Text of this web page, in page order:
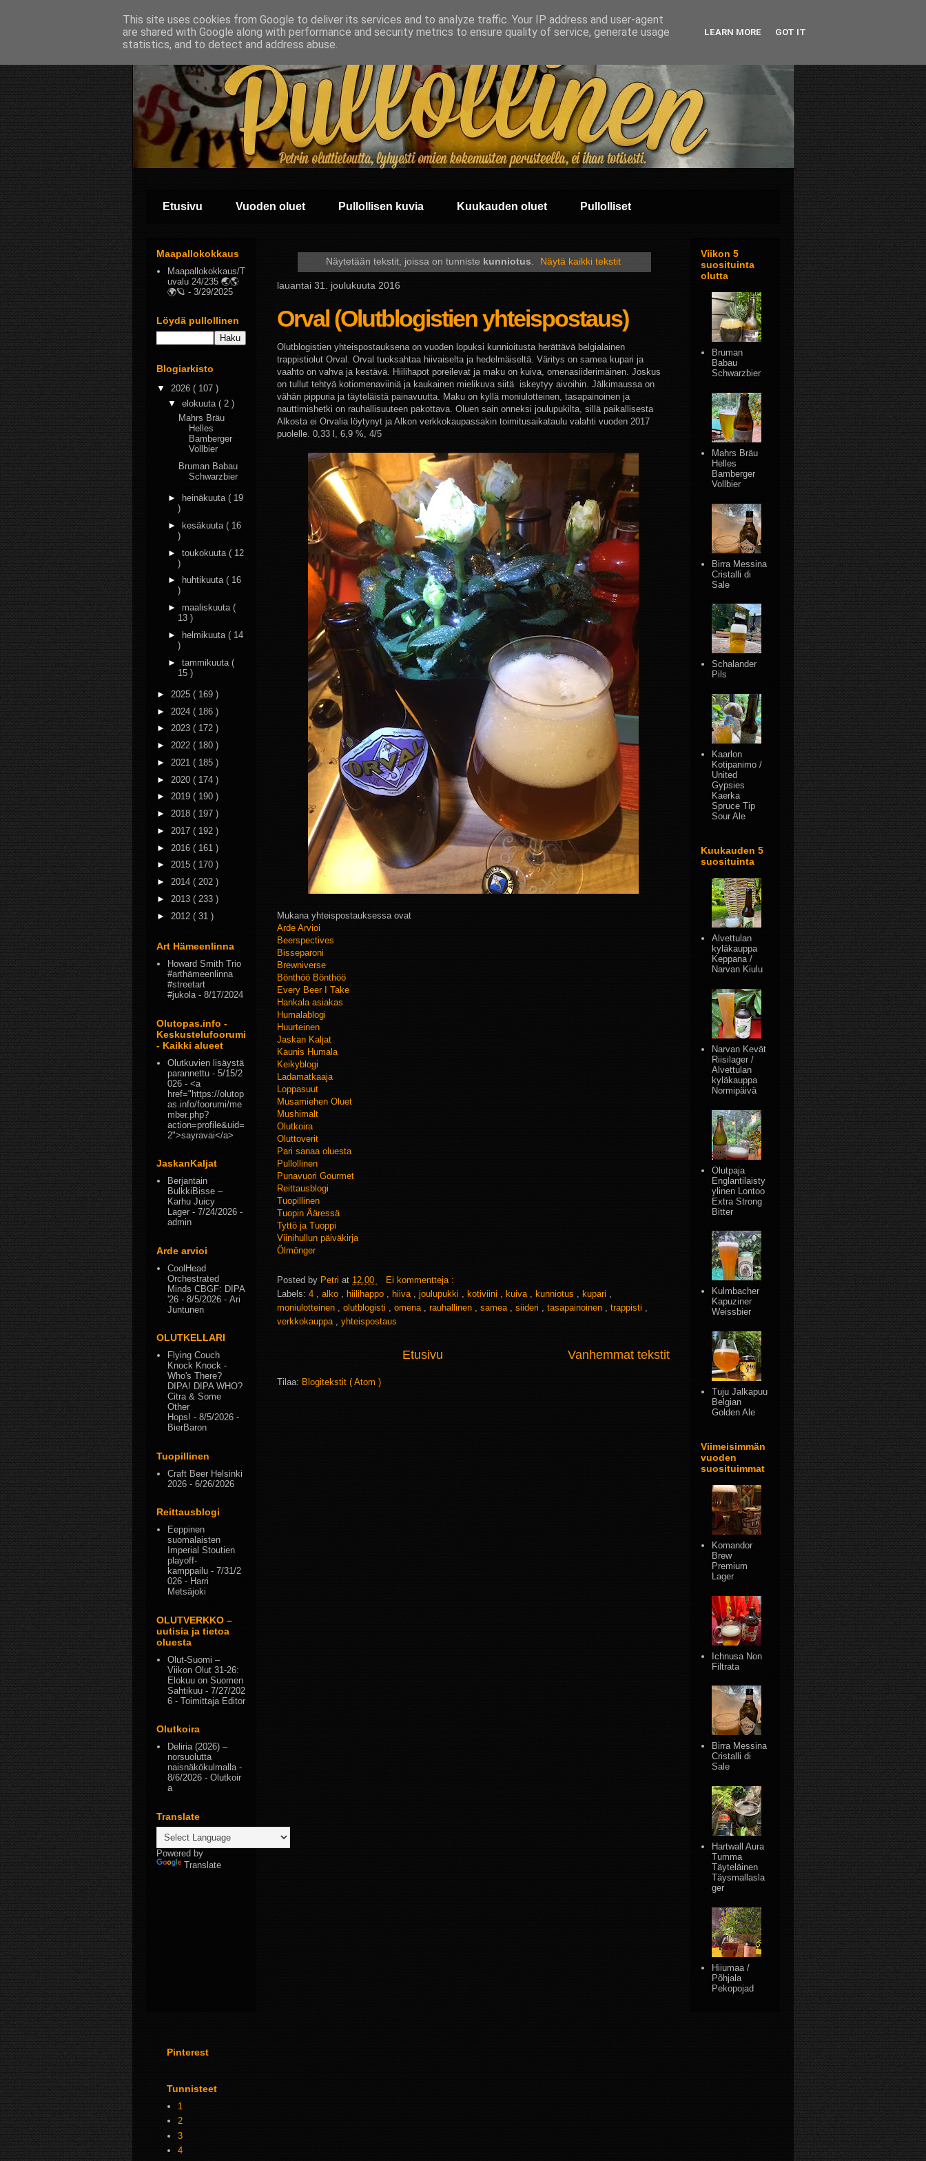
Etusivu Vuoden oluet Pullollisen kuvia Kuukauden oluet Pullolliset
Näytetään tekstit, joissa on tunniste kunniotus. Näytä kaikki tekstit
lauantai 31. joulukuuta 2016
Orval (Olutblogistien yhteispostaus)
Olutblogistien yhteispostauksena on vuoden lopuksi kunnioitusta herättävä belgialainen
trappistiolut Orval. Orval tuoksahtaa hiivaiselta ja hedelmäiseltä. Väritys on samea kupari ja
vaahto on vahva ja kestävä. Hiilihapot poreilevat ja maku on kuiva, omenasiiderimäinen. Joskus
on tullut tehtyä kotiomenaviiniä ja kaukainen mielikuva siitä iskeytyy aivoihin. Jälkimaussa on
vähän pippuria ja täyteläistä painavuutta. Maku on kyllä moniulotteinen, tasapainoinen ja
nauttimishetki on rauhallisuuteen pakottava. Oluen sain onneksi joulupukilta, sillä paikallisesta
Alkosta ei Orvalia löytynyt ja Alkon verkkokaupassakin toimitusaikataulu valahti vuoden 2017
puolelle. 0,33 l, 6,9 %, 4/5
Mukana yhteispostauksessa ovat
Arde Arvioi
Beerspectives
Bisseparoni
Brewniverse
Bönthöö Bönthöö
Every Beer I Take
Hankala asiakas
Humalablogi
Huurteinen
Jaskan Kaljat
Kaunis Humala
Keikyblogi
Ladamatkaaja
Loppasuut
Musamiehen Oluet
Mushimalt
Olutkoira
Oluttoverit
Pari sanaa oluesta
Pullollinen
Punavuori Gourmet
Reittausblogi
Tuopillinen
Tuopin Ääressä
Tyttö ja Tuoppi
Viinihullun päiväkirja
Ölmönger
Posted by Petri at 12.00
Ei kommentteja :
Labels: 4 , alko , hiilihappo , hiiva , joulupukki , kotiviini , kuiva , kunniotus , kupari ,
moniulotteinen , olutblogisti , omena , rauhallinen , samea , siideri , tasapainoinen , trappisti ,
verkkokauppa , yhteispostaus
Vanhemmat tekstit
Etusivu
Tilaa: Blogitekstit ( Atom )
Maapallokokkaus
Maapallokokkaus/T
uvalu 24/235 🌏🌎
🌍🪐 - 3/29/2025
Löydä pullollinen
Blogiarkisto
▼ 2026 ( 107 )
▼ elokuuta ( 2 )
Mahrs Bräu
Helles
Bamberger
Vollbier
Bruman Babau
Schwarzbier
► heinäkuuta ( 19
)
►
kesäkuuta ( 16
)
► toukokuuta ( 12
)
►
huhtikuuta ( 16
)
► maaliskuuta (
13 )
►
helmikuuta ( 14
)
► tammikuuta (
15 )
► 2025 ( 169 )
► 2024 ( 186 )
► 2023 ( 172 )
► 2022 ( 180 )
► 2021 ( 185 )
► 2020 ( 174 )
► 2019 ( 190 )
► 2018 ( 197 )
► 2017 ( 192 )
► 2016 ( 161 )
► 2015 ( 170 )
► 2014 ( 202 )
► 2013 ( 233 )
► 2012 ( 31 )
Art Hämeenlinna
Howard Smith Trio
#arthämeenlinna
#streetart
#jukola- 8/17/2024
Olutopas.info -
Keskustelufoorumi
- Kaikki alueet
Olutkuvien lisäystä
parannettu - 5/15/2
026 - <a
href="https://olutop
as.info/foorumi/me
mber.php?
action=profile&uid=
2">sayravai</a>
JaskanKaljat
Berjantain
BulkkiBisse –
Karhu Juicy
Lager - 7/24/2026 -
admin
Arde arvioi
CoolHead
Orchestrated
Minds CBGF: DIPA
'26 - 8/5/2026 - Ari
Juntunen
OLUTKELLARI
Flying Couch
Knock Knock -
Who's There?
DIPA! DIPA WHO?
Citra & Some
Other
Hops! - 8/5/2026 -
BierBaron
Tuopillinen
Craft Beer Helsinki
2026 - 6/26/2026
Reittausblogi
Eeppinen
suomalaisten
Imperial Stoutien
playoff-
kamppailu - 7/31/2
026 - Harri
Metsäjoki
OLUTVERKKO –
uutisia ja tietoa
oluesta
Olut-Suomi –
Viikon Olut 31-26:
Elokuu on Suomen
Sahtikuu - 7/27/202
6 - Toimittaja Editor
Olutkoira
Deliria (2026) –
norsuolutta
naisnäkökulmalla-
8/6/2026 - Olutkoir
a
Translate
Powered by
Translate
Viikon 5
suosituinta
olutta
Bruman
Babau
Schwarzbier
Mahrs Bräu
Helles
Bamberger
Vollbier
Birra Messina
Cristalli di
Sale
Schalander
Pils
Kaarlon
Kotipanimo /
United
Gypsies
Kaerka
Spruce Tip
Sour Ale
Kuukauden 5
suosituinta
Alvettulan
kyläkauppa
Keppana /
Narvan Kiulu
Narvan Kevät
Riisilager /
Alvettulan
kyläkauppa
Normipäivä
Olutpaja
Englantilaisty
ylinen Lontoo
Extra Strong
Bitter
Kulmbacher
Kapuziner
Weissbier
Tuju Jalkapuu
Belgian
Golden Ale
Viimeisimmän
vuoden
suosituimmat
Komandor
Brew
Premium
Lager
Ichnusa Non
Filtrata
Birra Messina
Cristalli di
Sale
Hartwall Aura
Tumma
Täyteläinen
Täysmallasla
ger
Hiiumaa /
Põhjala
Pekopojad
Pinterest
Tunnisteet
1
2
3
4
This site uses cookies from Google to deliver its services and to analyze traffic. Your IP address and user-agent
are shared with Google along with performance and security metrics to ensure quality of service, generate usage
statistics, and to detect and address abuse.
LEARN MORE GOT IT